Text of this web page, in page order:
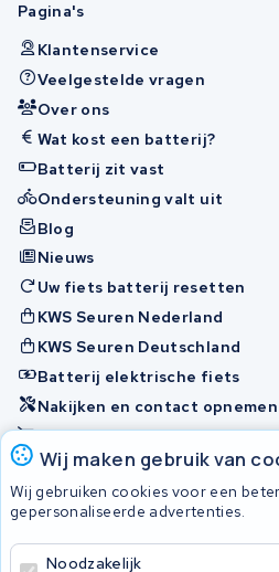
Wij maken gebruik van
Wij gebruiken cookies voor een
gepersonaliseerde advertenties.
Noodzakelijk
Pagina's
Klantenservice
Veelgestelde vragen
Over ons
Wat kost een batterij?
Batterij zit vast
Ondersteuning valt uit
Blog
Nieuws
Uw fiets batterij resetten
KWS Seuren Nederland
KWS Seuren Deutschland
Batterij elektrische fiets
Nakijken en contact opnemen
Onherstelbaar
Accu's